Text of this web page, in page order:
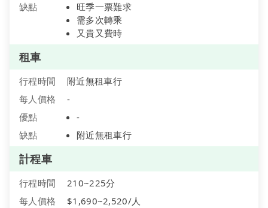
缺點
旺季一票難求
需多次轉乘
又貴又費時
租車
行程時間
附近無租車行
每人價格
-
優點
-
缺點
附近無租車行
計程車
行程時間
210~225分
每人價格
$1,690~2,520/人